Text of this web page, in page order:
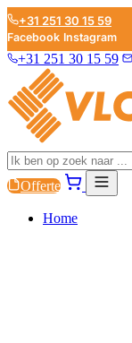
+31 251 30 15 59
Facebook Instagram
+31 251 30 15 59
Offerte
Home